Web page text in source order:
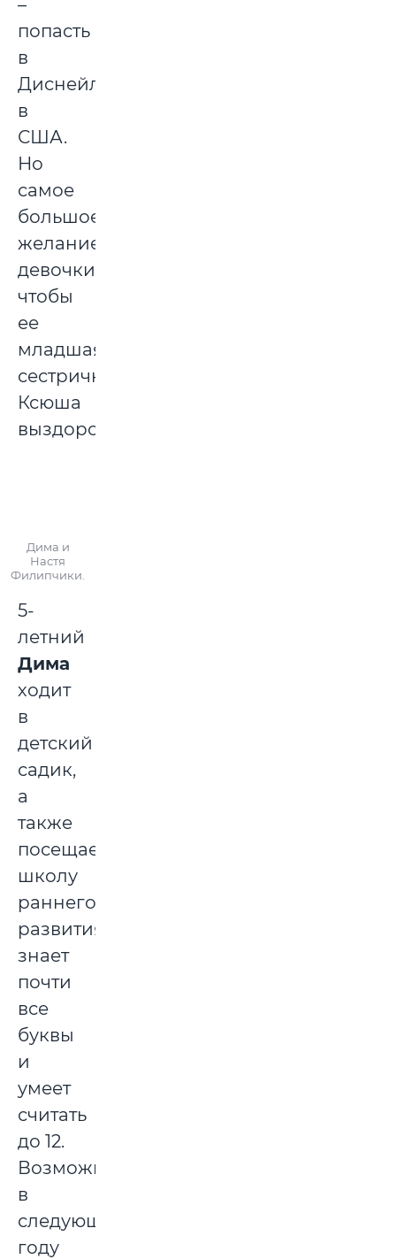
–
попасть
в
Диснейленд
в
США.
Но
самое
большое
желание
девочки,
чтобы
ее
младшая
сестричка
Ксюша
выздоровела.
Дима и
Настя
Филипчики.
5-
летний
Дима
ходит
в
детский
садик,
а
также
посещает
школу
раннего
развития,
знает
почти
все
буквы
и
умеет
считать
до 12.
Возможно,
в
следующем
году